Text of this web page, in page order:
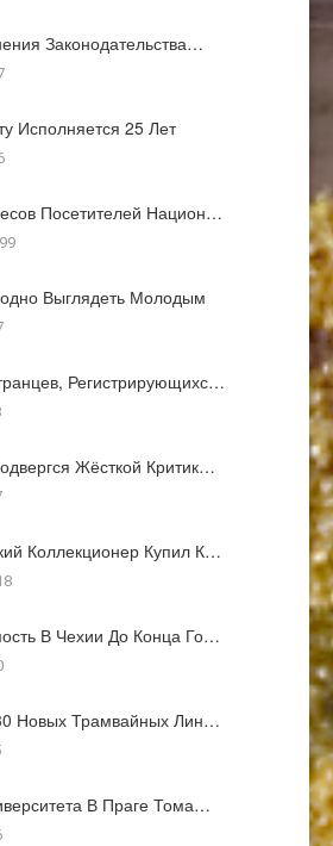
Законодательства…
Исполняется 25 Лет
Посетителей Национ…
Выглядеть Молодым
Регистрирующихс…
Жёсткой Критик…
Коллекционер Купил К…
В Чехии До Конца Го…
Новых Трамвайных Лин…
В Праге Тома…